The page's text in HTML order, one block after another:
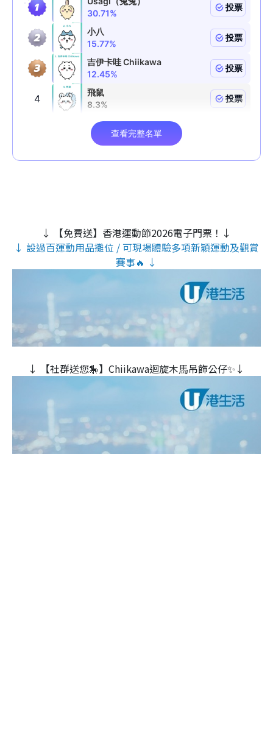
↓ 【免費送】香港運動節2026電子門票！↓
↓ 設過百運動用品攤位 / 可現場體驗多項新穎運動及觀賞
賽事🔥 ↓
↓ 【社群送您🎠】Chiikawa迴旋木⾺吊飾公仔✨↓